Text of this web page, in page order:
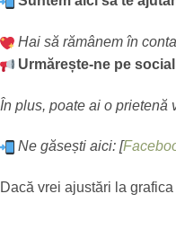
Hai să rămânem în
Urmărește-ne pe
În plus, poate ai o prietenă
Ne găsești aici: [
Dacă vrei ajustări la